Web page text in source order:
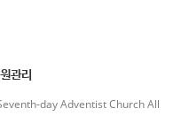
관리
day Adventist Church All